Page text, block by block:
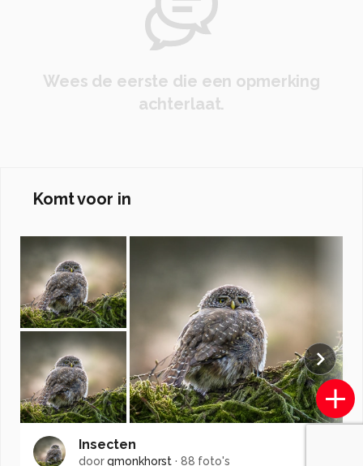
Wees de eerste die een opmerking
achterlaat.
Komt voor in
Insecten
doorgmonkhorst · 88 foto's